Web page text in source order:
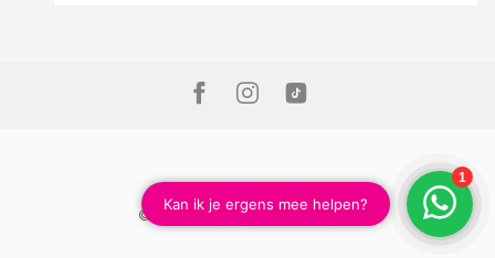
© Copyright 2026 Magic Nails B.V.